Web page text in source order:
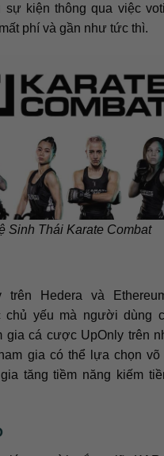
sự kiện thông qua việc
phí và gần như tức thì.
Sinh Thái Karate Combat
trên Hedera và
chủ yếu mà người dùng
gia cá cược UpOnly trên
gia có thể lựa chọn võ
tăng tiềm năng kiếm